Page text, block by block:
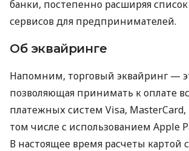
банки, постепенно расширяя
сервисов для предпринимателей.
Об эквайринге
Напомним, торговый эквайринг —
позволяющая принимать к оплате
платежных систем Visa, MasterCard,
том числе с использованием Apple
В настоящее время расчеты картой